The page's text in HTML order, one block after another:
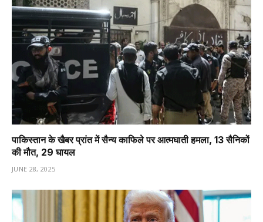
पाकिस्तान के खैबर प्रांत में सैन्य काफिले पर आत्मघाती हमला, 13 सैनिकों
की मौत, 29 घायल
JUNE 28, 2025